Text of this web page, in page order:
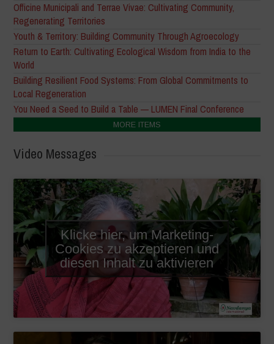
Officine Municipali and Terrae Vivae: Cultivating Community,
Regenerating Territories
Youth & Territory: Building Community Through Agroecology
Return to Earth: Cultivating Ecological Wisdom from India to the
World
Building Resilient Food Systems: From Global Commitments to
Local Regeneration
You Need a Seed to Build a Table — LUMEN Final Conference
MORE ITEMS
Video Messages
Klicke hier, um Marketing-
Cookies zu akzeptieren und
diesen Inhalt zu aktivieren